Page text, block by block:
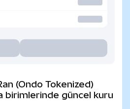
(Ondo Tokenized)
birimlerinde güncel kuru